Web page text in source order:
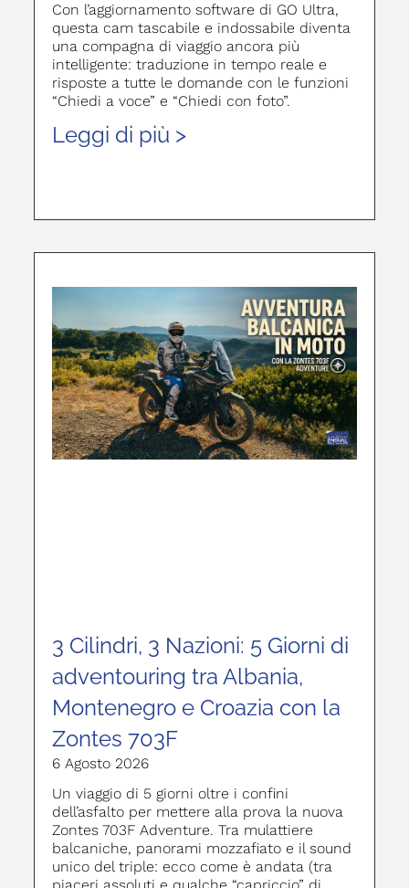
Con l’aggiornamento software di GO Ultra,
questa cam tascabile e indossabile diventa
una compagna di viaggio ancora più
intelligente: traduzione in tempo reale e
risposte a tutte le domande con le funzioni
“Chiedi a voce” e “Chiedi con foto”.
Leggi di più >
3 Cilindri, 3 Nazioni: 5 Giorni di
adventouring tra Albania,
Montenegro e Croazia con la
Zontes 703F
6 Agosto 2026
Un viaggio di 5 giorni oltre i confini
dell’asfalto per mettere alla prova la nuova
Zontes 703F Adventure. Tra mulattiere
balcaniche, panorami mozzafiato e il sound
unico del triple: ecco come è andata (tra